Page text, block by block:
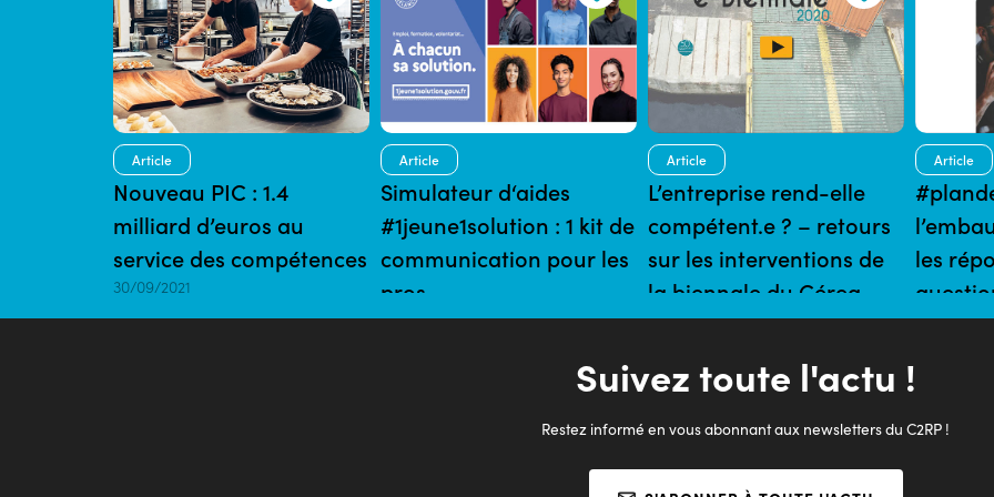
Article
Nouveau PIC : 1.4
milliard d’euros au
service des compétences
30/09/2021
Article
Simulateur d‘aides
#1jeune1solution : 1 kit de
communication pour les
pros
06/07/2021 | 5 mins
Article
L’entreprise rend-elle
compétent.e ? – retours
sur les interventions de
la biennale du Céreq
20/12/2020 | 15 mins
Article
les
20/10/
Suivez toute l'actu !
Restez informé en vous abonnant aux newsletters du C2RP !